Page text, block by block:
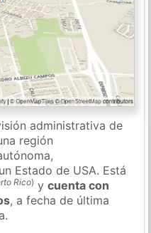
administrativa de
región
Estado de USA. Está
Rico) ycuenta con
, a fecha de última